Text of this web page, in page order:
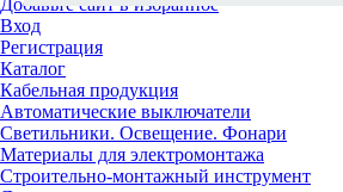
Добавьте сайт в избранное
Вход
Регистрация
Каталог
Кабельная продукция
Автоматические выключатели
Светильники. Освещение. Фонари
Материалы для электромонтажа
Строительно-монтажный инструмент